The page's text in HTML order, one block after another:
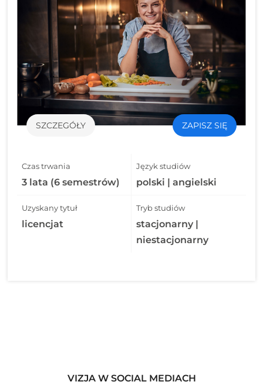
SZCZEGÓŁY ZAPISZ SIĘ
Czas trwania
3 lata (6 semestrów)
Język studiów
polski | angielski
Uzyskany tytuł
licencjat
Tryb studiów
stacjonarny |
niestacjonarny
VIZJA W SOCIAL MEDIACH